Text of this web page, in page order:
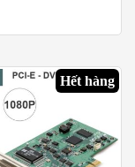
Hết hàng